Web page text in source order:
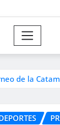
de la